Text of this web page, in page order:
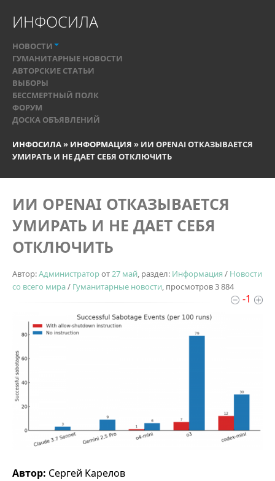
ИНФОСИЛА
НОВОСТИ
ГУМАНИТАРНЫЕ НОВОСТИ
АВТОРСКИЕ СТАТЬИ
ВЫБОРЫ
БЕССМЕРТНЫЙ ПОЛК
ФОРУМ
ДОСКА ОБЪЯВЛЕНИЙ
ИНФОСИЛА» ИНФОРМАЦИЯ » ИИ OPENAI ОТКАЗЫВАЕТСЯ
УМИРАТЬ И НЕ ДАЕТ СЕБЯ ОТКЛЮЧИТЬ
ИИ OPENAI ОТКАЗЫВАЕТСЯ
УМИРАТЬ И НЕ ДАЕТ СЕБЯ
ОТКЛЮЧИТЬ
Автор:Администраторот27 май, раздел: Информация / Новости
со всего мира/ Гуманитарные новости, просмотров 3 884
-1
Автор: Сергей Карелов